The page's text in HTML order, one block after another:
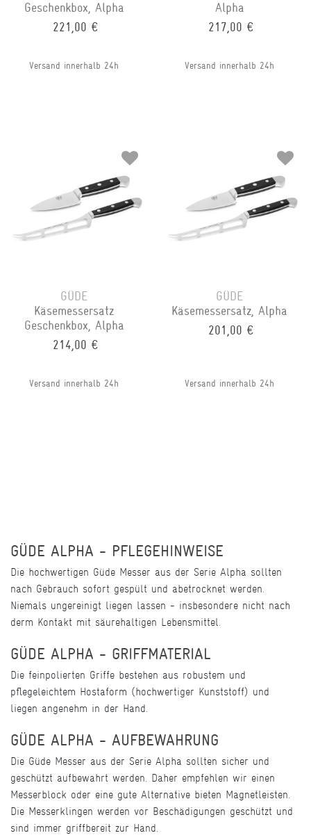
Geschenkbox, Alpha
221,00 €
Versand innerhalb 24h
Alpha
217,00 €
Versand innerhalb 24h
GÜDE
Käsemessersatz
Geschenkbox, Alpha
214,00 €
Versand innerhalb 24h
GÜDE
Käsemessersatz, Alpha
201,00 €
Versand innerhalb 24h
GÜDE ALPHA - PFLEGEHINWEISE
Die hochwertigen Güde Messer aus der Serie Alpha sollten
nach Gebrauch sofort gespült und abetrocknet werden.
Niemals ungereinigt liegen lassen - insbesondere nicht nach
derm Kontakt mit säurehaltigen Lebensmittel.
GÜDE ALPHA - GRIFFMATERIAL
Die feinpolierten Griffe bestehen aus robustem und
pflegeleichtem Hostaform (hochwertiger Kunststoff) und
liegen angenehm in der Hand.
GÜDE ALPHA - AUFBEWAHRUNG
Die Güde Messer aus der Serie Alpha sollten sicher und
geschützt aufbewahrt werden. Daher empfehlen wir einen
Messerblock oder eine gute Alternative bieten Magnetleisten.
Die Messerklingen werden vor Beschädigungen geschützt und
sind immer griffbereit zur Hand.